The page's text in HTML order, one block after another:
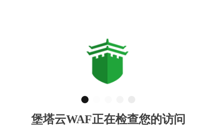
堡塔云WAF正在检查您的访问